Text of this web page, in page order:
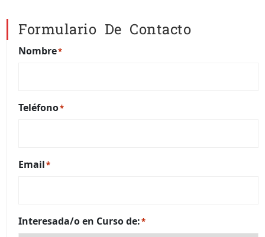
Formulario De Contacto
Nombre*
Teléfono*
Email*
Interesada/o en Curso de:*